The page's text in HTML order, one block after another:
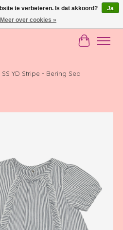
SS YD Stripe - Bering Sea
te verbeteren. Is dat akkoord?
Ja
Meer over cookies »